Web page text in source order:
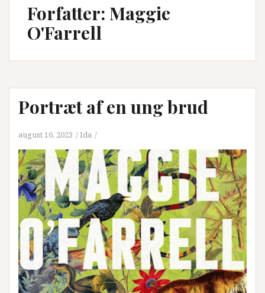
Forfatter: Maggie
O'Farrell
Portræt af en ung brud
august 16, 2023 Ida